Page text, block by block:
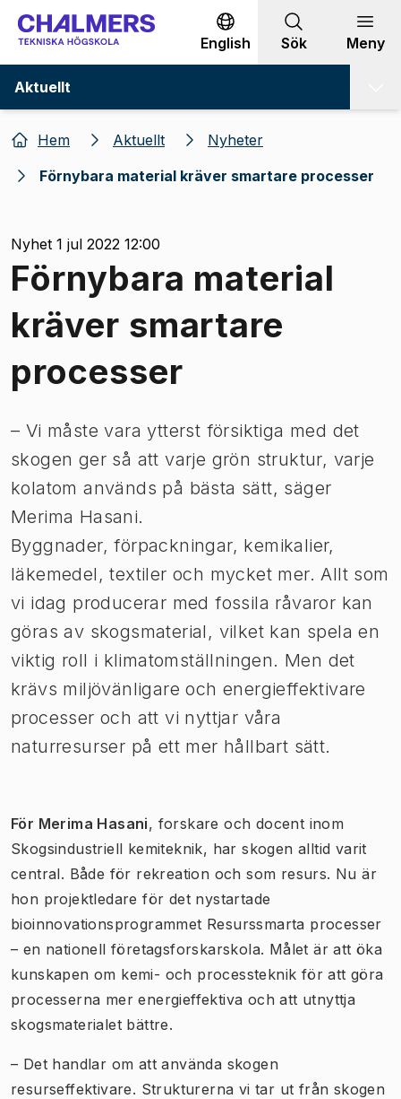
Gå till innehållet
English Sök Meny
Aktuellt
Hem Aktuellt
Nyheter
Förnybara material kräver smartare processer
Nyhet 1 jul 2022 12:00
Förnybara material
kräver smartare
processer
​– Vi måste vara ytterst försiktiga med det
skogen ger så att varje grön struktur, varje
kolatom används på bästa sätt, säger
Merima Hasani.
Byggnader, förpackningar, kemikalier,
läkemedel, textiler och mycket mer. Allt som
vi idag producerar med fossila råvaror kan
göras av skogsmaterial, vilket kan spela en
viktig roll i klimatomställningen. Men det
krävs miljövänligare och energieffektivare
processer och att vi nyttjar våra
naturresurser på ett mer hållbart sätt.
För Merima Hasani, forskare och docent inom
Skogsindustriell kemiteknik, har skogen alltid varit
central. Både för rekreation och som resurs. Nu är
hon projektledare för det nystartade
bioinnovationsprogrammet Resurssmarta processer
– en nationell företagsforskarskola. Målet är att öka
kunskapen om kemi- och processteknik för att göra
processerna mer energieffektiva och att utnyttja
skogsmaterialet bättre.
– Det handlar om att använda skogen
resurseffektivare. Strukturerna vi tar ut från skogen